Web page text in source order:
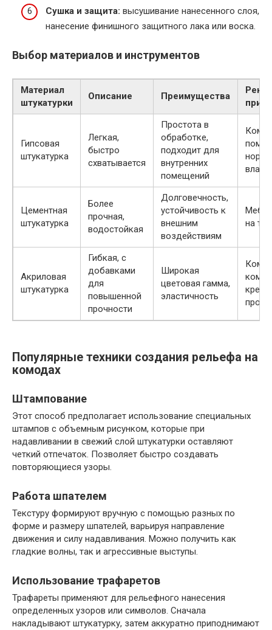
Сушка и защита: высушивание нанесенного слоя,
нанесение финишного защитного лака или воска.
Выбор материалов и инструментов
Материал
штукатурки
Описание Преимущества
Гипсовая
штукатурка
Легкая,
быстро
схватывается
Простота в
обработке,
подходит для
внутренних
помещений
Цементная
штукатурка
Более
прочная,
водостойкая
Долговечность,
устойчивость к
внешним
воздействиям
на
Акриловая
штукатурка
Гибкая, с
добавками
для
повышенной
прочности
Широкая
цветовая гамма,
эластичность
Популярные техники создания рельефа на
комодах
Штампование
Этот способ предполагает использование специальных
штампов с объемным рисунком, которые при
надавливании в свежий слой штукатурки оставляют
четкий отпечаток. Позволяет быстро создавать
повторяющиеся узоры.
Работа шпателем
Текстуру формируют вручную с помощью разных по
форме и размеру шпателей, варьируя направление
движения и силу надавливания. Можно получить как
гладкие волны, так и агрессивные выступы.
Использование трафаретов
Трафареты применяют для рельефного нанесения
определенных узоров или символов. Сначала
накладывают штукатурку, затем аккуратно приподнимают